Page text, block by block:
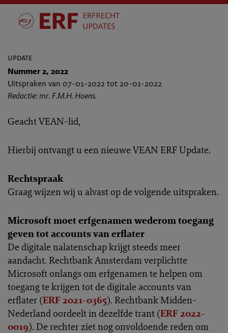
update
Nummer 2, 2022
Uitspraken van 07-01-2022 tot 20-01-2022
Redactie: mr. F.M.H. Hoens.
Geacht VEAN-lid,
Hierbij ontvangt u een nieuwe VEAN ERF Update.
Rechtspraak
Graag wijzen wij u alvast op de volgende uitspraken.
Microsoft moet erfgenamen wederom toegang
geven tot accounts van erflater
De digitale nalatenschap krijgt steeds meer
aandacht. Rechtbank Amsterdam verplichtte
Microsoft onlangs om erfgenamen te helpen om
toegang te krijgen tot de digitale accounts van
erflater (ERF 2021-0365). Rechtbank Midden-
Nederland oordeelt in dezelfde trant (ERF 2022-
0019). De rechter ziet nog onvoldoende reden om